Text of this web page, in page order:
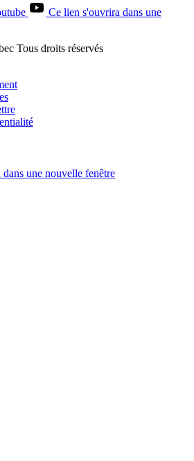
Ce lien s'ouvrira dans une
Tous droits réservés
une nouvelle fenêtre